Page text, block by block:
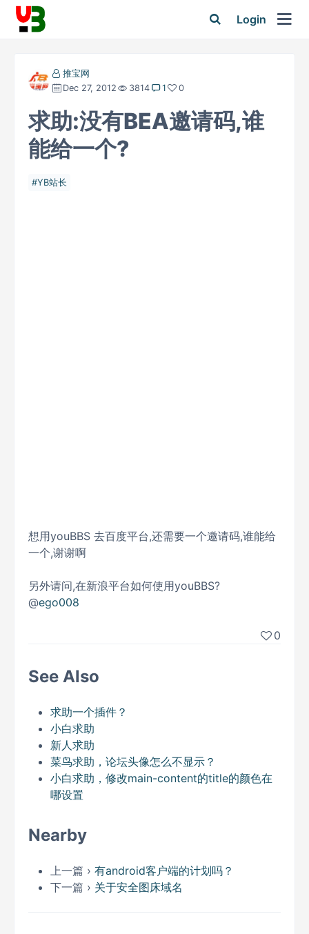
Login
推宝网
Dec 27, 2012
3814 1 0
求助:没有BEA邀请码,谁
能给一个?
YB站长
想用youBBS 去百度平台,还需要一个邀请码,谁能给
一个,谢谢啊
另外请问,在新浪平台如何使用youBBS?
@ego008
0
See Also
求助一个插件？
小白求助
新人求助
菜鸟求助，论坛头像怎么不显示？
小白求助，修改main-content的title的颜色在
哪设置
Nearby
上一篇 › 有android客户端的计划吗？
下一篇 › 关于安全图床域名